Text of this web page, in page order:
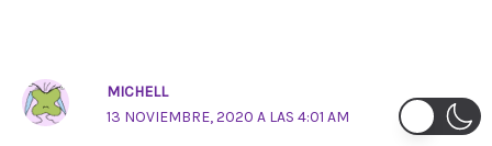
MICHELL
13 NOVIEMBRE, 2020 A LAS 4:01 AM